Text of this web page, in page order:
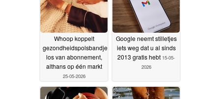
Whoop koppelt
gezondheidspolsbandje
los van abonnement,
althans op één markt
25-05-2026
Google neemt stilletjes
iets weg dat u al sinds
2013 gratis hebt 15-05-
2026